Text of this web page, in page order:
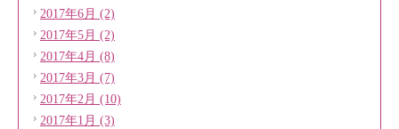
2017年6月 (2)
2017年5月 (2)
2017年4月 (8)
2017年3月 (7)
2017年2月 (10)
2017年1月 (3)